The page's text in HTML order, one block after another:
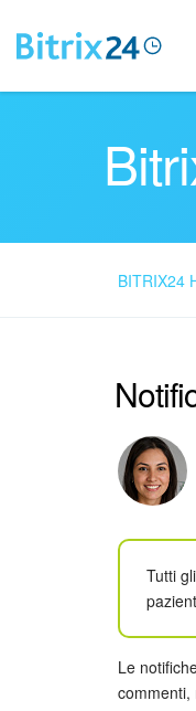
BITRIX24
Tutti
Le
commenti,